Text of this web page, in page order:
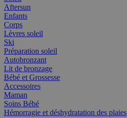
Aftersun
Enfants
Corps
Lèvres soleil
Ski
Préparation soleil
Autobronzant
Lit de bronzage
Bébé et Grossesse
Accessoires
Maman
Soins Bébé
Hémorragie et déshydratation des plaies